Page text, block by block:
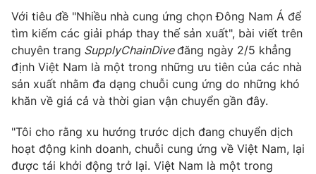
VTV Money VTV Thể thao
VTV Sức khoẻ Bất động sản
Thị trường 24h Tấm lòng Việt
VTV4 Vươn mình bằng AI
Với tiêu đề "Nhiều nhà cung ứng chọn Đông Nam Á để
tìm kiếm các giải pháp thay thế sản xuất", bài viết trên
chuyên trang SupplyChainDiveđăng ngày 2/5 khẳng
định Việt Nam là một trong những ưu tiên của các nhà
sản xuất nhằm đa dạng chuỗi cung ứng do những khó
khăn về giá cả và thời gian vận chuyển gần đây.
"Tôi cho rằng xu hướng trước dịch đang chuyển dịch
hoạt động kinh doanh, chuỗi cung ứng về Việt Nam, lại
được tái khởi động trở lại. Việt Nam là một trong